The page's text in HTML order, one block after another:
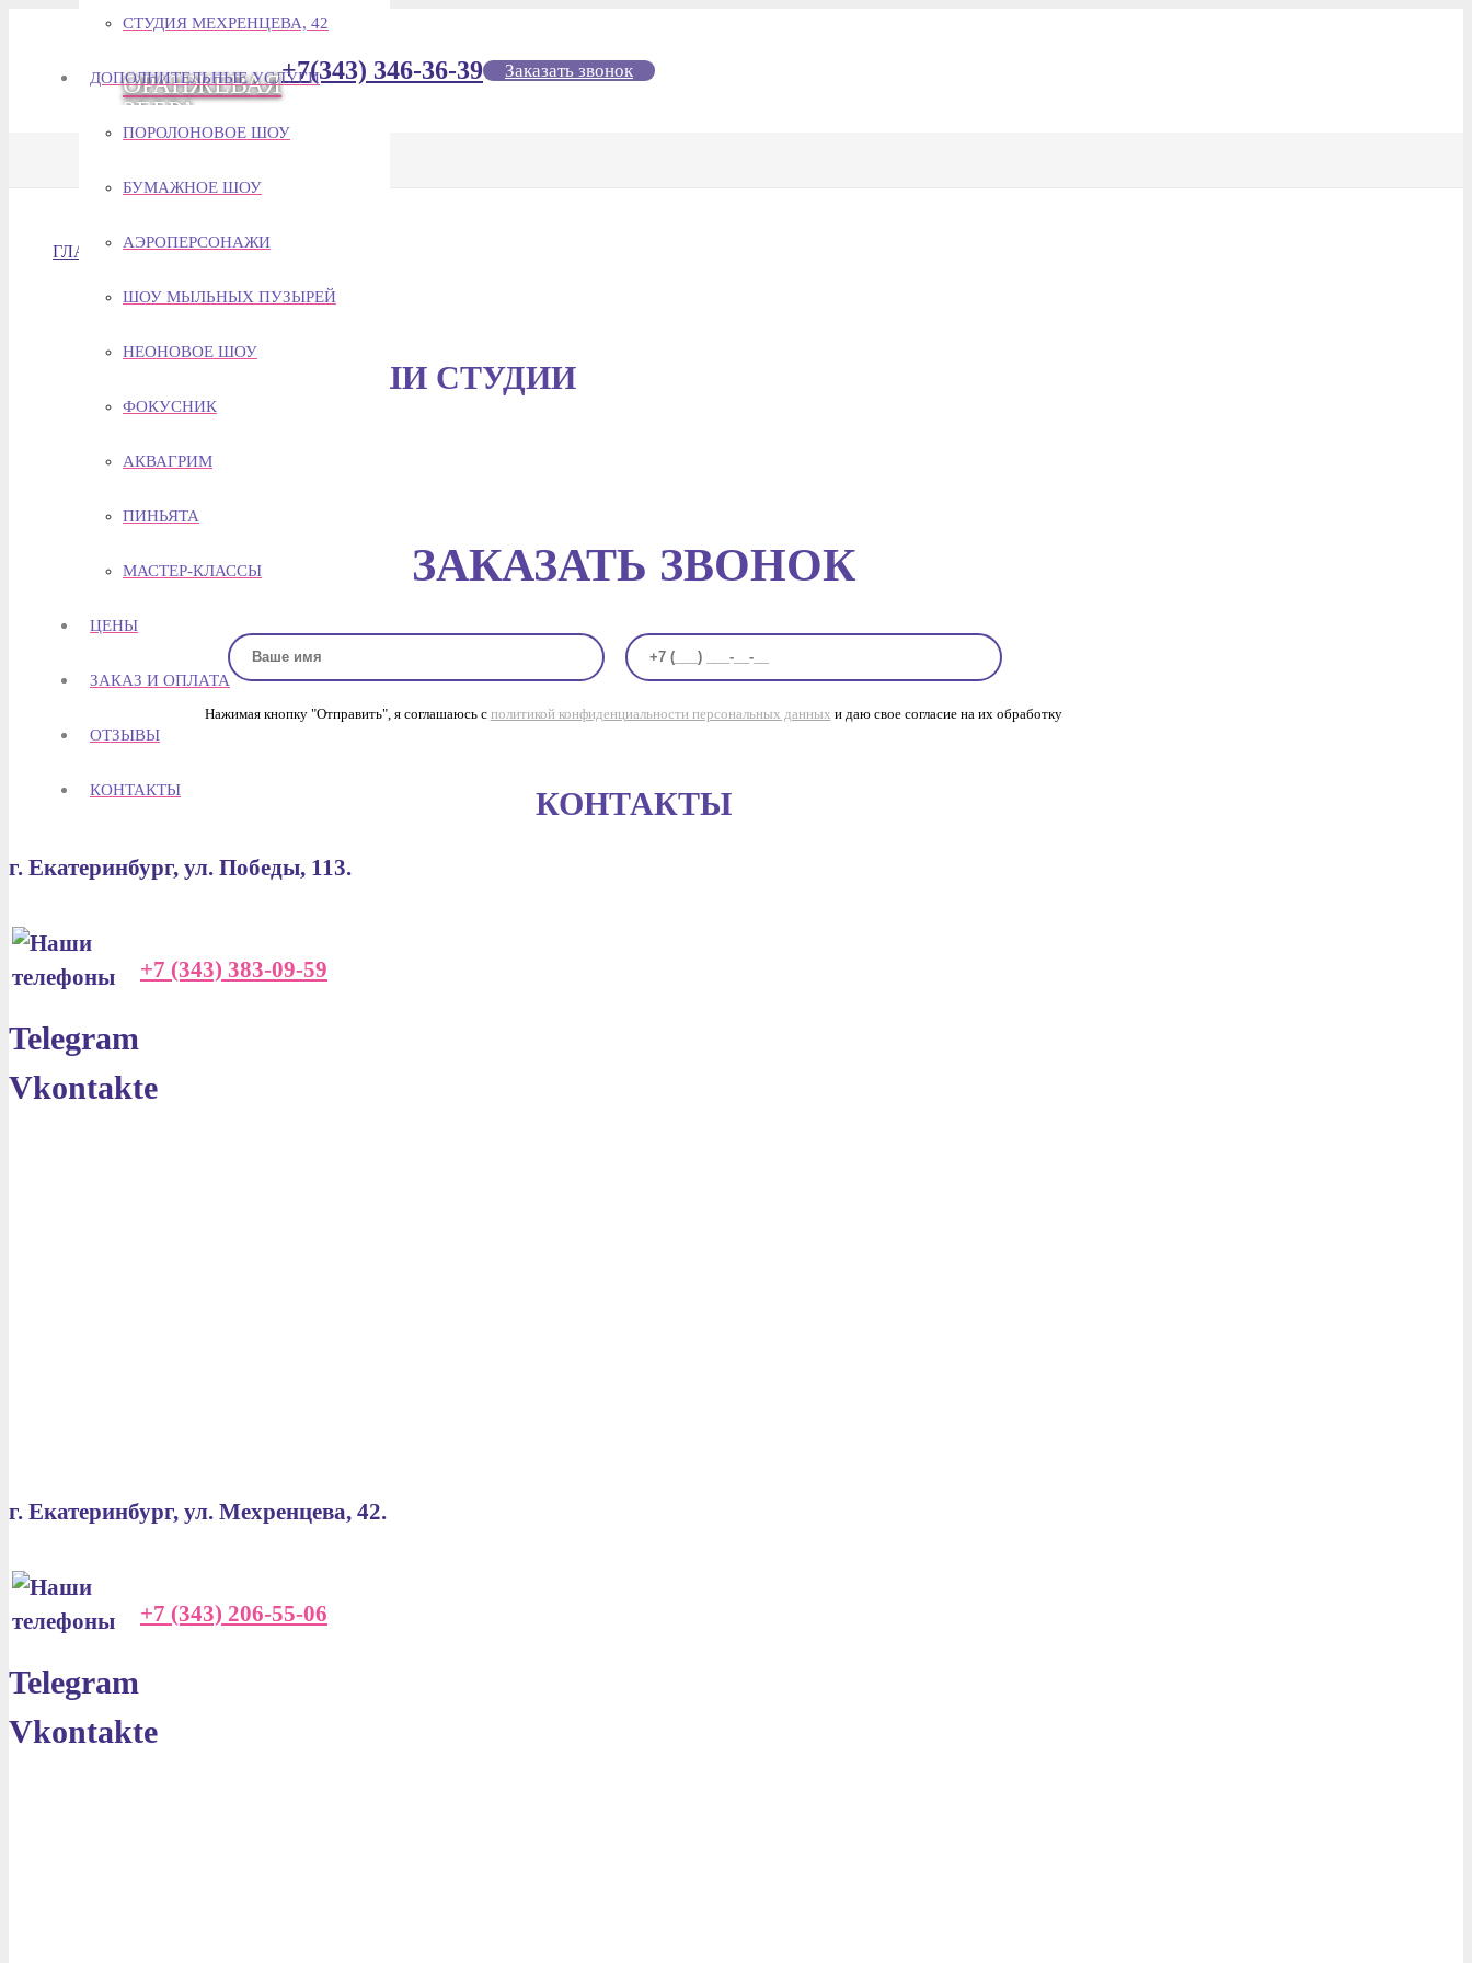
ОРАНЖЕВАЯ
ЗЕБРА
+7(343) 346-36-39 Заказать звонок
СТУДИЯ МЕХРЕНЦЕВА, 42
ДОПОЛНИТЕЛЬНЫЕ УСЛУГИ
ПОРОЛОНОВОЕ ШОУ
БУМАЖНОЕ ШОУ
АЭРОПЕРСОНАЖИ
ШОУ МЫЛЬНЫХ ПУЗЫРЕЙ
НЕОНОВОЕ ШОУ
ФОКУСНИК
АКВАГРИМ
ПИНЬЯТА
МАСТЕР-КЛАССЫ
ЦЕНЫ
ЗАКАЗ И ОПЛАТА
ОТЗЫВЫ
КОНТАКТЫ
ГЛАВНАЯНАШИ СТУДИИ
НАШИ СТУДИИ
ЗАКАЗАТЬ ЗВОНОК
Нажимая кнопку "Отправить", я соглашаюсь с политикой конфиденциальности персональных данных и даю свое согласие на их обработку
КОНТАКТЫ
г. Екатеринбург, ул. Победы, 113.
+7 (343) 383-09-59
Telegram
Vkontakte
г. Екатеринбург, ул. Мехренцева, 42.
+7 (343) 206-55-06
Telegram
Vkontakte